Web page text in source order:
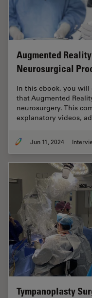
Augmented
Neurosurgical
In this ebook, you will
that Augmented
neurosurgery. This
explanatory videos,
Jun 11, 2024
Tympanoplasty